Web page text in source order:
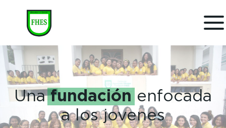
Unafundación enfocada
a los jovenes